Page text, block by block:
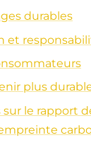
durables
et
plus
le rapport